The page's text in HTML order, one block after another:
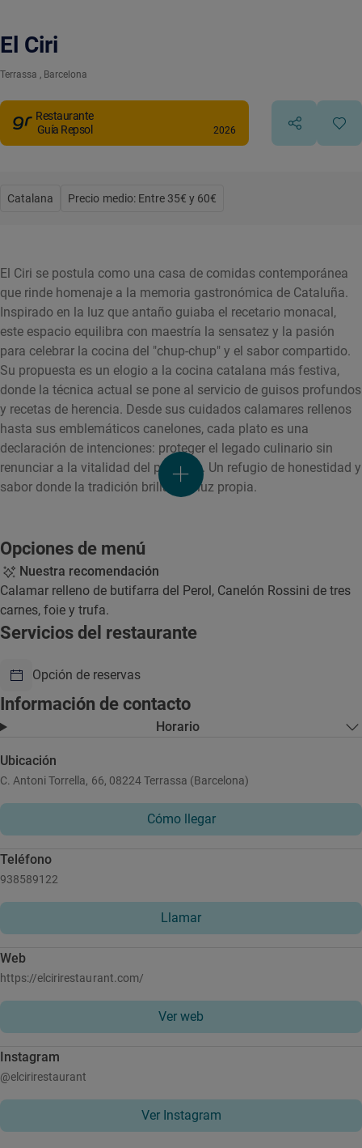
El Ciri
Terrassa , Barcelona
Restaurante
Guía Repsol
2026
Catalana Precio medio: Entre 35€ y 60€
El Ciri se postula como una casa de comidas contemporánea
que rinde homenaje a la memoria gastronómica de Cataluña.
Inspirado en la luz que antaño guiaba el recetario monacal,
este espacio equilibra con maestría la sensatez y la pasión
para celebrar la cocina del "chup-chup" y el sabor compartido.
Su propuesta es un elogio a la cocina catalana más festiva,
donde la técnica actual se pone al servicio de guisos profundos
y recetas de herencia. Desde sus cuidados calamares rellenos
hasta sus emblemáticos canelones, cada plato es una
declaración de intenciones: proteger el legado culinario sin
renunciar a la vitalidad del presente. Un refugio de honestidad y
sabor donde la tradición brilla con luz propia.
Opciones de menú
Nuestra recomendación
Calamar relleno de butifarra del Perol, Canelón Rossini de tres
carnes, foie y trufa.
Servicios del restaurante
Opción de reservas
Información de contacto
Horario
Ubicación
C. Antoni Torrella, 66, 08224 Terrassa (Barcelona)
Cómo llegar
Teléfono
938589122
Llamar
Web
https://elcirirestaurant.com/
Ver web
Instagram
@elcirirestaurant
Ver Instagram